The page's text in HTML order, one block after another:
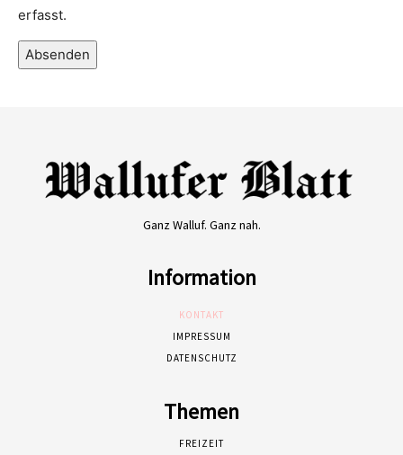
erfasst.
Absenden
Ganz Walluf. Ganz nah.
Information
KONTAKT
IMPRESSUM
DATENSCHUTZ
Themen
FREIZEIT